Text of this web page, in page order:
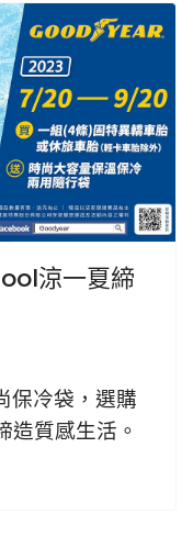
涼一夏締
保冷袋，選購
造質感生活。